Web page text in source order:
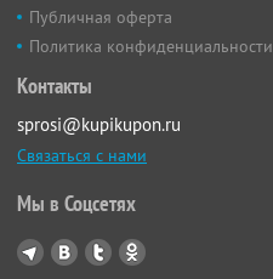
Публичная оферта
Политика конфиденциальности
Контакты
sprosi@kupikupon.ru
Связаться с нами
Мы в Соцсетях